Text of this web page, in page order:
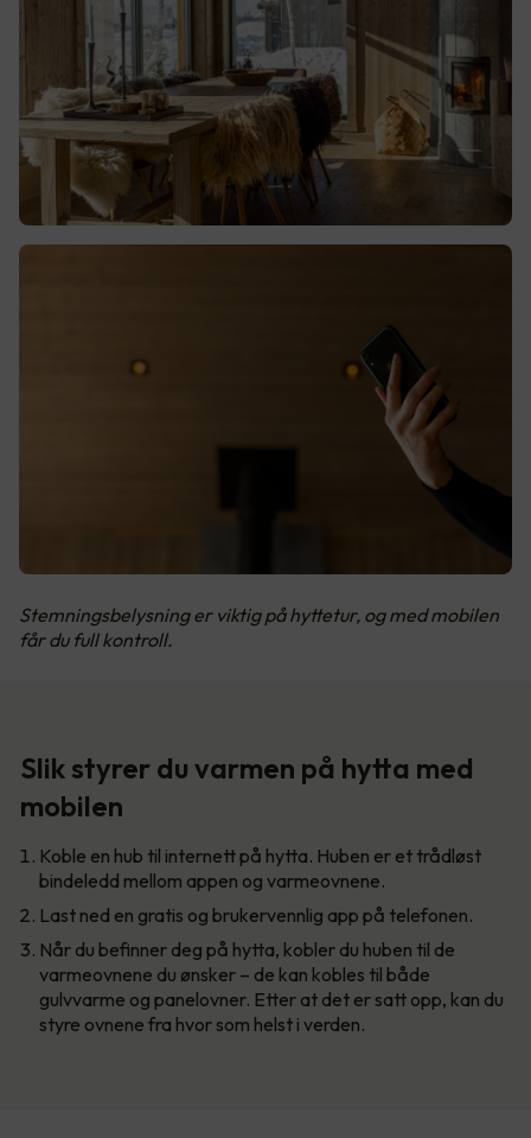
Stemningsbelysning er viktig på hyttetur, og med mobilen
får du full kontroll.
Slik styrer du varmen på hytta med
mobilen
Koble en hub til internett på hytta. Huben er et trådløst
bindeledd mellom appen og varmeovnene.
Last ned en gratis og brukervennlig app på telefonen.
Når du befinner deg på hytta, kobler du huben til de
varmeovnene du ønsker – de kan kobles til både
gulvvarme og panelovner. Etter at det er satt opp, kan du
styre ovnene fra hvor som helst i verden.